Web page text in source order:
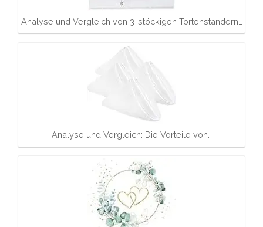
Analyse und Vergleich von 3-stöckigen Tortenständern…
Analyse und Vergleich: Die Vorteile von…